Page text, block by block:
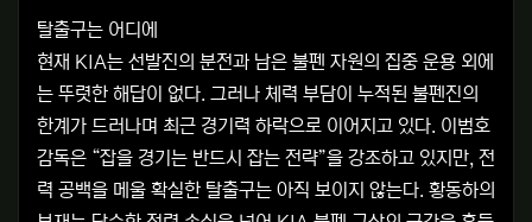
탈출구는 어디에
현재 KIA는 선발진의 분전과 남은 불펜 자원의 집중 운용 외에
는 뚜렷한 해답이 없다. 그러나 체력 부담이 누적된 불펜진의
한계가 드러나며 최근 경기력 하락으로 이어지고 있다. 이범호
감독은 “잡을 경기는 반드시 잡는 전략”을 강조하고 있지만, 전
력 공백을 메울 확실한 탈출구는 아직 보이지 않는다. 황동하의